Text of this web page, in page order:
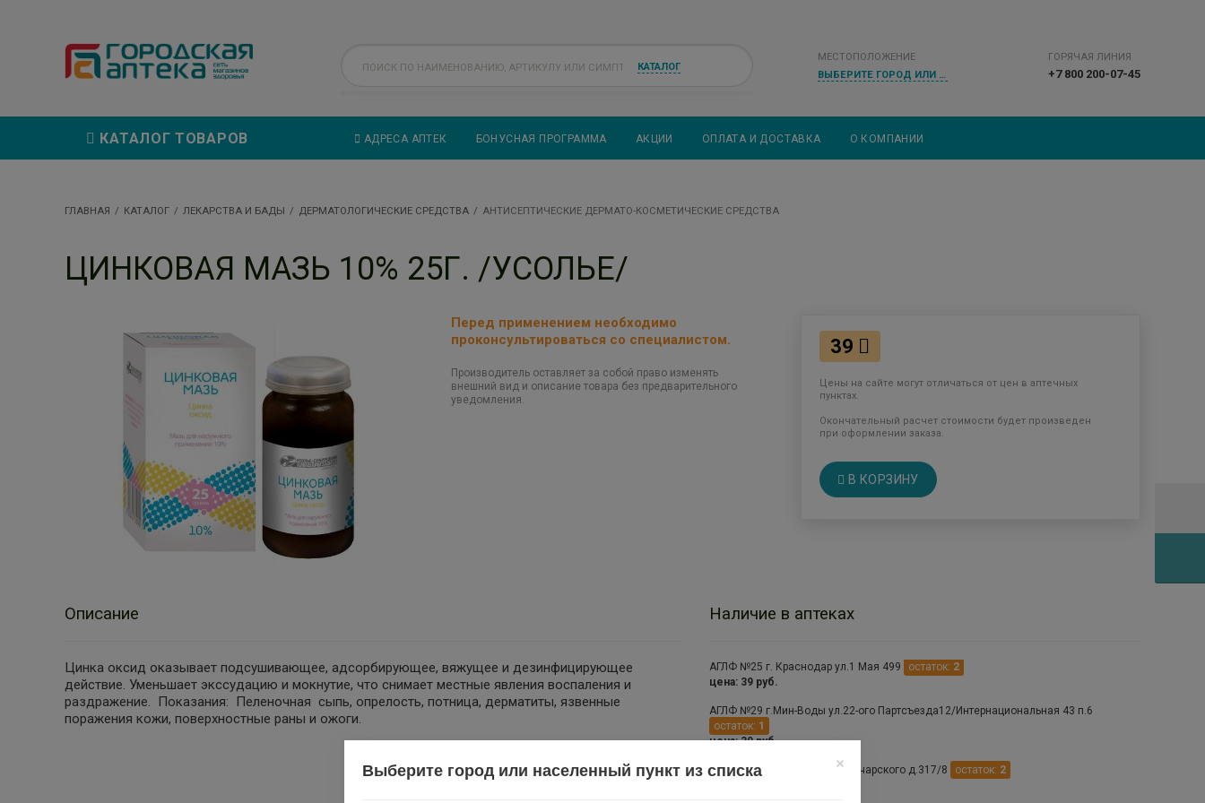
КАТАЛОГ
МЕСТОПОЛОЖЕНИЕ
ВЫБЕРИТЕ ГОРОД ИЛИ НАСЕЛЕННЫЙ ПУНКТ
ГОРЯЧАЯ ЛИНИЯ
+7 800 200-07-45
АДРЕСА АПТЕК БОНУСНАЯ ПРОГРАММА АКЦИИ ОПЛАТА И ДОСТАВКА О КОМПАНИИ
КАТАЛОГ ТОВАРОВ
ГЛАВНАЯ КАТАЛОГ ЛЕКАРСТВА И БАДЫ ДЕРМАТОЛОГИЧЕСКИЕ СРЕДСТВА АНТИСЕПТИЧЕСКИЕ ДЕРМАТО-КОСМЕТИЧЕСКИЕ СРЕДСТВА
ЦИНКОВАЯ МАЗЬ 10% 25Г. /УСОЛЬЕ/
Перед применением необходимо
проконсультироваться со специалистом.
Производитель оставляет за собой право изменять
внешний вид и описание товара без предварительного
уведомления.
39
Цены на сайте могут отличаться от цен в аптечных
пунктах.
Окончательный расчет стоимости будет произведен
при оформлении заказа.
В КОРЗИНУ
Описание
Цинка оксид оказывает подсушивающее, адсорбирующее, вяжущее и дезинфицирующее
действие. Уменьшает экссудацию и мокнутие, что снимает местные явления воспаления и
раздражение. Показания: Пеленочная сыпь, опрелость, потница, дерматиты, язвенные
поражения кожи, поверхностные раны и ожоги.
Наличие в аптеках
АГЛФ №25 г. Краснодар ул.1 Мая 499 остаток: 2
цена: 39 руб.
АГЛФ №29 г.Мин-Воды ул.22-ого Партсъезда12/Интернациональная 43 п.6
остаток: 1
цена: 39 руб.
АГЛФ №3 г. Армавир ул. Луначарского д.317/8 остаток: 2
Выберите город или населенный пункт из списка